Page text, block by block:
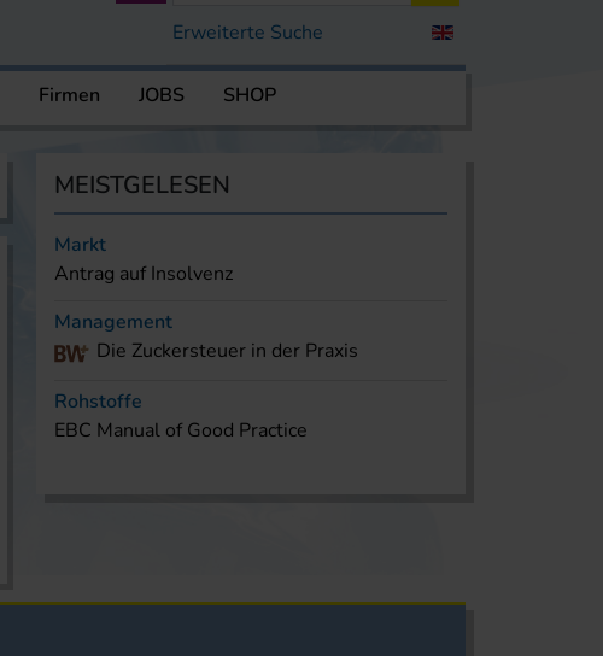
Erweiterte Suche
Firmen JOBS SHOP
MEISTGELESEN
Markt
Antrag auf Insolvenz
Management
Die Zuckersteuer in der Praxis
Rohstoffe
EBC Manual of Good Practice